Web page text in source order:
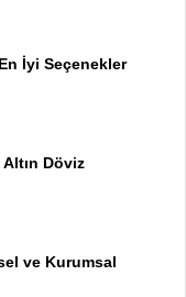
İyi Seçenekler
Döviz
ve Kurumsal